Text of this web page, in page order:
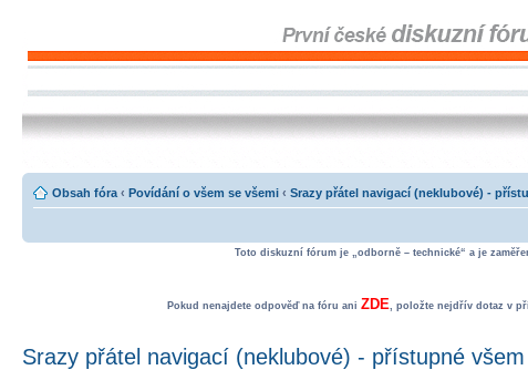
Obsah fóra ‹ Povídání o všem se všemi ‹ Srazy přátel navigací (neklubové) -
Toto diskuzní fórum je „odborně – technické“ a je
Pokud nenajdete odpověď na fóru ani ZDE, položte nejdřív dotaz v
Srazy přátel navigací (neklubové) - přístupné